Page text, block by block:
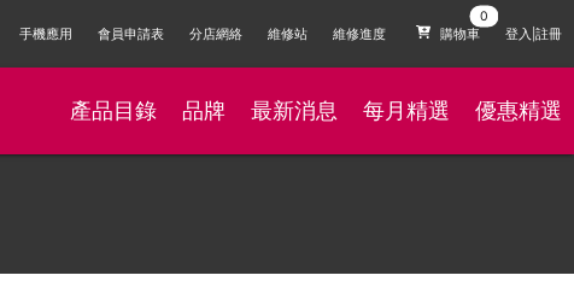
手機應用 會員申請表 分店網絡 維修站 維修進度 購物車 登入|註冊
產品目錄 品牌 最新消息 每月精選 優惠精選